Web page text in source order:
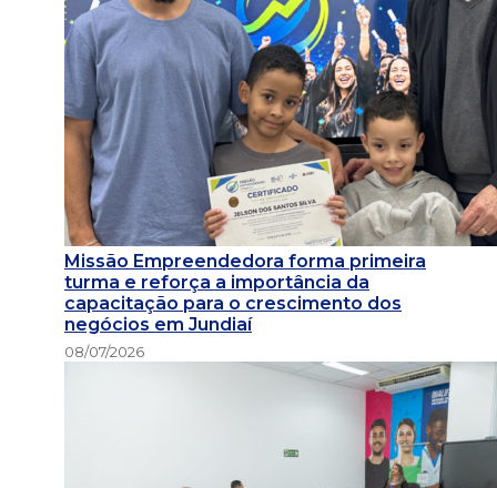
Missão Empreendedora forma primeira
turma e reforça a importância da
capacitação para o crescimento dos
negócios em Jundiaí
08/07/2026